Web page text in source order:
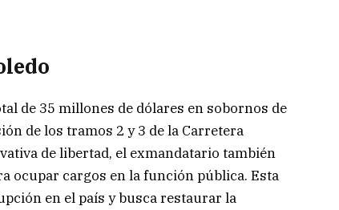
de 35 millones de dólares en sobornos de
de los tramos 2 y 3 de la Carretera
de libertad, el exmandatario también
ocupar cargos en la función pública. Esta
en el país y busca restaurar la